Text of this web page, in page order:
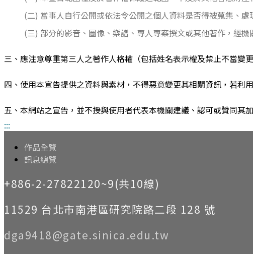
(二) 當事人自行公開或依法令公開之個人資料是否得被蒐集、
(三) 部分的影音、圖像、樂譜、專人專案撰文或其他著作，經
三、應注意尊重第三人之著作人格權（包括姓名表示權及禁止不當變
四、使用本宣告提供之資料與素材，不得惡意變更其相關資訊，若利
五、本網站之宣告，並不授與使用者代表本機關建議、認可或贊同其
:::
作品全覽
訊息總覽
+886-2-27822120~9(共10線)
11529 台北市南港區研究院路二段 128 號
dga9418@gate.sinica.edu.tw